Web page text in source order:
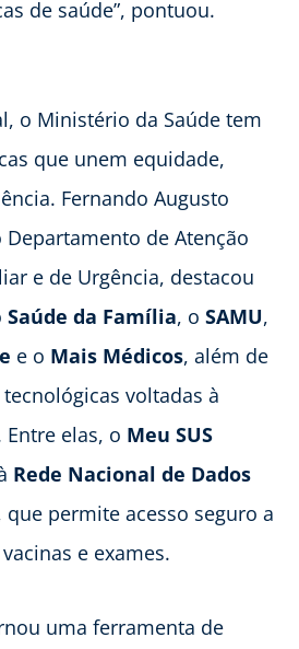
de saúde”, pontuou.
o Ministério da Saúde tem
que unem equidade,
Fernando Augusto
de Atenção
e de Urgência, destacou
Saúde da Família, o SAMU,
e o Mais Médicos, além de
voltadas à
elas, o Meu SUS
Rede Nacional de Dados
que permite acesso seguro a
e exames.
uma ferramenta de